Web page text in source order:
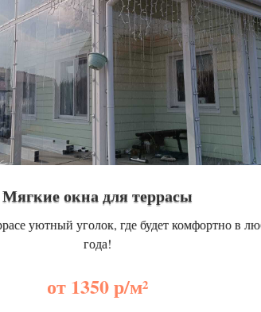
Мягкие окна для террасы
уютный уголок, где будет комфортно в
года!
от 1350 р/м²